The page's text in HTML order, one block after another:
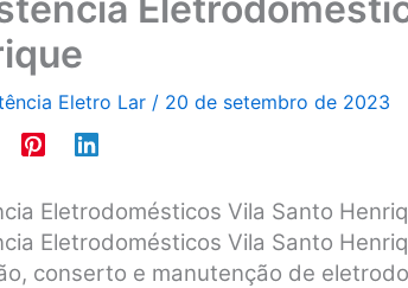
Eletro Lar / 20 de setembro de 2023
Eletrodomésticos Vila Santo
Eletrodomésticos Vila Santo
conserto e manutenção de